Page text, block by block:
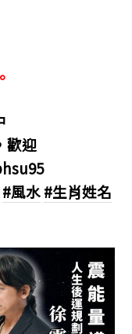
歡迎
#風水#生肖姓名